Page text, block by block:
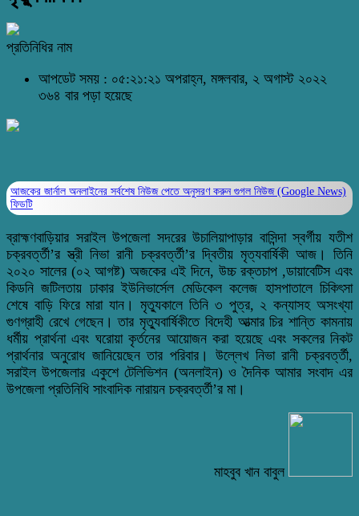
প্রতিনিধির নাম
আপডেট সময় : ০৫:২১:২১ অপরাহ্ন, মঙ্গলবার, ২ অগাস্ট ২০২২
৩৬৪ বার পড়া হয়েছে
আজকের জার্নাল অনলাইনের সর্বশেষ নিউজ পেতে অনুসরণ করুন গুগল নিউজ (Google News)
ফিডটি
ব্রাহ্মণবাড়িয়ার সরাইল উপজেলা সদরের উচালিয়াপাড়ার বাসিন্দা স্বর্গীয় যতীশ
চক্রবর্ত্তী’র স্ত্রী নিভা রানী চক্রবর্ত্তী’র দ্বিতীয় মৃত্যবার্ষিকী আজ। তিনি
২০২০ সালের (০২ আগষ্ট) অজকের এই দিনে, উচ্চ রক্তচাপ ,ডায়াবেটিস এবং
কিডনি জটিলতায় ঢাকার ইউনিভার্সেল মেডিকেল কলেজ হাসপাতালে চিকিৎসা
শেষে বাড়ি ফিরে মারা যান। মৃত্যুকালে তিনি ৩ পুত্র, ২ কন্যাসহ অসংখ্যা
গুণগ্রাহী রেখে গেছেন। তার মৃত্যুবার্ষিকীতে বিদেহী আত্মার চির শান্তি কামনায়
ধর্মীয় প্রার্থনা এবং ঘরোয়া কৃর্তনের আয়োজন করা হয়েছে এবং সকলের নিকট
প্রার্থনার অনুরোধ জানিয়েছেন তার পরিবার। উল্লেখ নিভা রানী চক্রবর্ত্তী,
সরাইল উপজেলার একুশে টেলিভিশন (অনলাইন) ও দৈনিক আমার সংবাদ এর
উপজেলা প্রতিনিধি সাংবাদিক নারায়ন চক্রবর্ত্তী’র মা।
মাহবুব খান বাবুল